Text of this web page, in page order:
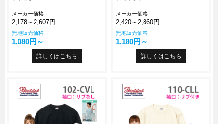
メーカー価格
2,178～2,607円
無地販売価格
1,080円～
詳しくはこちら
メーカー価格
2,420～2,860円
無地販売価格
1,180円～
詳しくはこちら